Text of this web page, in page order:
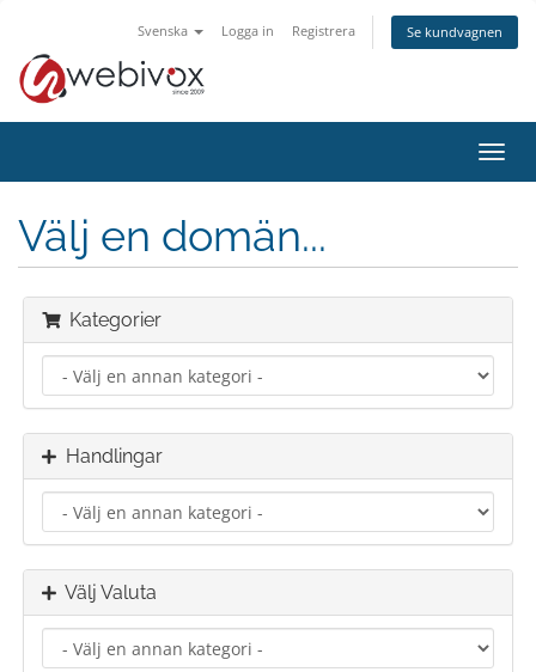
Svenska Logga in Registrera Se kundvagnen
Växla
Välj en domän...
Kategorier
Handlingar
Välj Valuta